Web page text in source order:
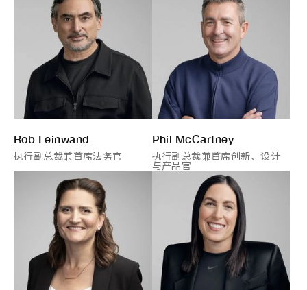
Rob Leinwand
执行副总裁兼首席法务官
Phil McCartney
执行副总裁兼首席创新、设计
与产品官